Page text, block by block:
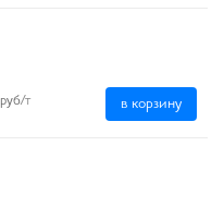
руб/т в корзину